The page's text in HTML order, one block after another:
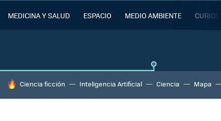
MEDICINA Y SALUD ESPACIO MEDIO AMBIENTE
HOY SE HABLA DE
Ciencia ficción Inteligencia Artificial Ciencia Mapa